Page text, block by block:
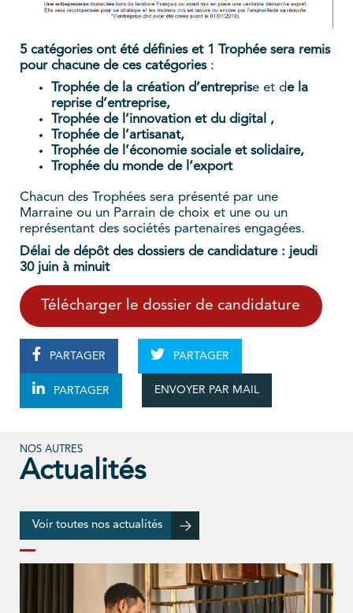
5 catégories ont été définies et 1 Trophée sera remis
pour chacune de ces catégories :
Trophée de la création d’entreprise et de la
reprise d’entreprise,
Trophée de l’innovation et du digital ,
Trophée de l’artisanat,
Trophée de l’économie sociale et solidaire,
Trophée du monde de l’export
Chacun des Trophées sera présenté par une
Marraine ou un Parrain de choix et une ou un
représentant des sociétés partenaires engagées.
Délai de dépôt des dossiers de candidature : jeudi
30 juin à minuit
Télécharger le dossier de candidature
PARTAGER PARTAGER
PARTAGER ENVOYER PAR MAIL
NOS AUTRES
Actualités
Voir toutes nos actualités